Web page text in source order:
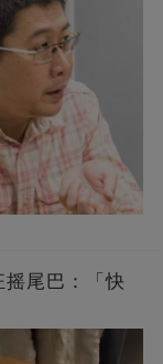
尾巴：「快